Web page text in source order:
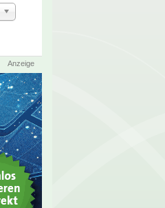
Anzeige